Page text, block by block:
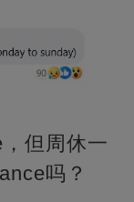
但周休一
吗？